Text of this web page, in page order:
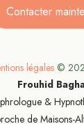
Contacter
légales©
Frouhid
&
de Maisons-